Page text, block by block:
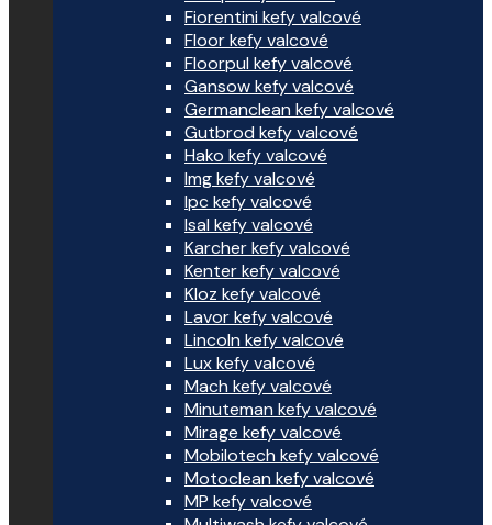
Fiorentini kefy valcové
Floor kefy valcové
Floorpul kefy valcové
Gansow kefy valcové
Germanclean kefy valcové
Gutbrod kefy valcové
Hako kefy valcové
Img kefy valcové
Ipc kefy valcové
Isal kefy valcové
Karcher kefy valcové
Kenter kefy valcové
Kloz kefy valcové
Lavor kefy valcové
Lincoln kefy valcové
Lux kefy valcové
Mach kefy valcové
Minuteman kefy valcové
Mirage kefy valcové
Mobilotech kefy valcové
Motoclean kefy valcové
MP kefy valcové